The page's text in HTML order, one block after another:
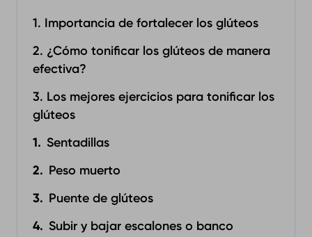
1. Importancia de fortalecer los glúteos
2. ¿Cómo tonificar los glúteos de manera
efectiva?
3. Los mejores ejercicios para tonificar los
glúteos
Sentadillas
Peso muerto
Puente de glúteos
Subir y bajar escalones o banco